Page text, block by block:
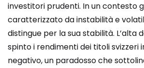
investitori prudenti. In un contesto
caratterizzato da instabilità e
distingue per la sua stabilità. L’alta
spinto i rendimenti dei titoli svizzeri
negativo, un paradosso che